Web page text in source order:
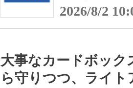
2026/8/2
大事なカードボック
ら守りつつ、ライ